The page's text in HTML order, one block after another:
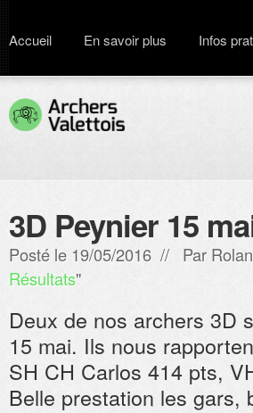
Accueil En savoir plus Infos
3D Peynier 15
Posté le 19/05/2016 // Par
Résultats"
Deux de nos archers 3D
15 mai. Ils nous
SH CH Carlos 414 pts,
Belle prestation les gars,